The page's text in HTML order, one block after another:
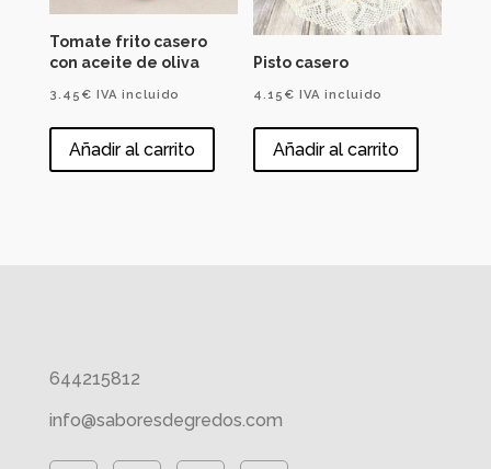
Tomate frito casero
con aceite de oliva
3.45 € IVA incluido
Añadir al carrito
Pisto casero
4.15 € IVA incluido
Añadir al carrito
644215812
info@saboresdegredos.com